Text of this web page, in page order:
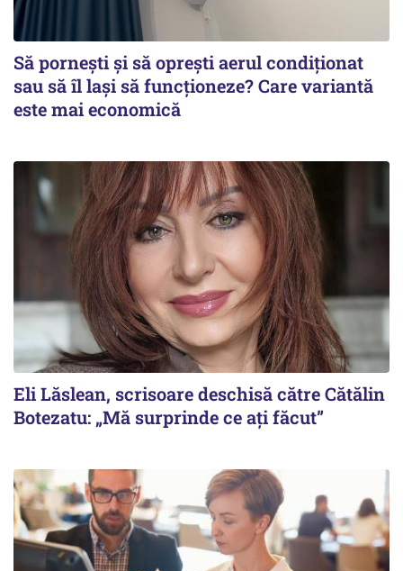
Să pornești și să oprești aerul condiționat
sau să îl lași să funcționeze? Care variantă
este mai economică
Eli Lăslean, scrisoare deschisă către Cătălin
Botezatu: „Mă surprinde ce ați făcut”